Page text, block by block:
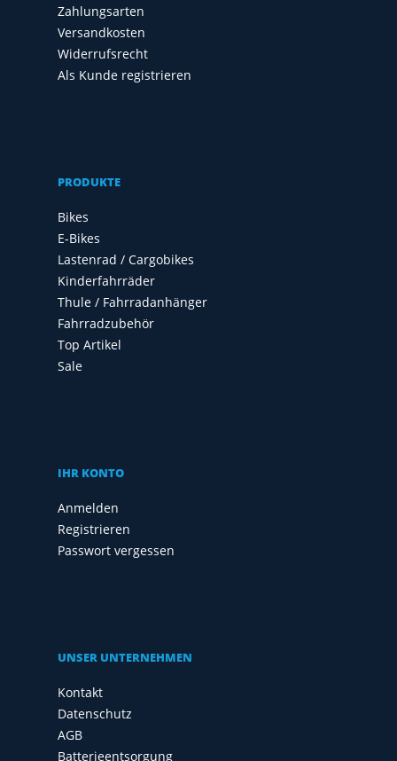
Zahlungsarten
Versandkosten
Widerrufsrecht
Als Kunde registrieren
PRODUKTE
Bikes
E-Bikes
Lastenrad / Cargobikes
Kinderfahrräder
Thule / Fahrradanhänger
Fahrradzubehör
Top Artikel
Sale
IHR KONTO
Anmelden
Registrieren
Passwort vergessen
UNSER UNTERNEHMEN
Kontakt
Datenschutz
AGB
Batterieentsorgung